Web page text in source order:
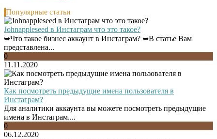
Популярные статьи
Johnappleseed в Инстаграм что это такое?
➥Что такое бизнес аккаунт в Инстаграм? ➥В статье Вам
представлена...
0
11.11.2020
Как посмотреть предыдущие имена пользователя в
Инстаграм?
Для аналитики аккаунта вы можете посмотреть предыдущие
имена в Инстаграм....
0
06.12.2020